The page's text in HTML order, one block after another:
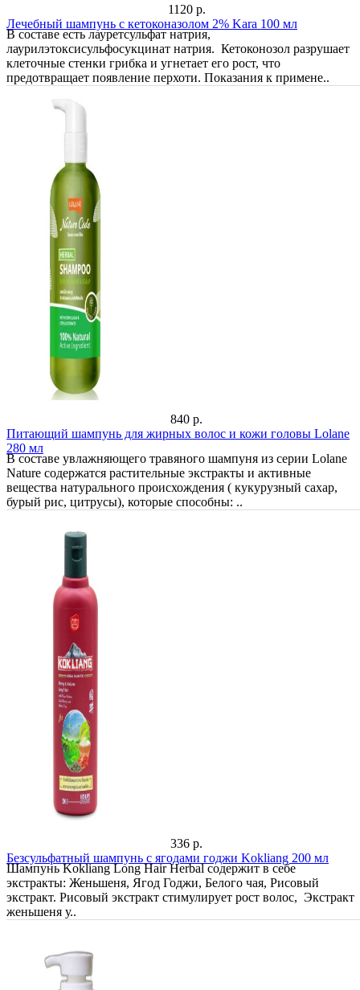
1120 р.
Лечебный шампунь с кетоконазолом 2% Kara 100 мл
В составе есть лауретсульфат натрия,
лаурилэтоксисульфосукцинат натрия. Кетоконозол разрушает
клеточные стенки грибка и угнетает его рост, что
предотвращает появление перхоти. Показания к примене..
840 р.
Питающий шампунь для жирных волос и кожи головы Lolane
280 мл
В составе увлажняющего травяного шампуня из серии Lolane
Nature содержатся растительные экстракты и активные
вещества натурального происхождения ( кукурузный сахар,
бурый рис, цитрусы), которые способны: ..
336 р.
Безсульфатный шампунь с ягодами годжи Kokliang 200 мл
Шампунь Kokliang Long Hair Herbal содержит в себе
экстракты: Женьшеня, Ягод Годжи, Белого чая, Рисовый
экстракт. Рисовый экстракт стимулирует рост волос, Экстракт
женьшеня у..